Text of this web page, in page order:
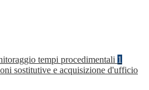
tempi procedimentali 1
sostitutive e acquisizione d'ufficio